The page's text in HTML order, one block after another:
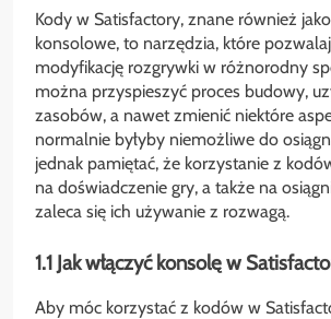
Kody w Satisfactory, znane również
konsolowe, to narzędzia, które
modyfikację rozgrywki w różnorodny
można przyspieszyć proces budowy,
zasobów, a nawet zmienić niektóre
normalnie byłyby niemożliwe do
jednak pamiętać, że korzystanie z
na doświadczenie gry, a także na
zaleca się ich używanie z rozwagą.
1.1 Jak włączyć konsolę w
Aby móc korzystać z kodów w